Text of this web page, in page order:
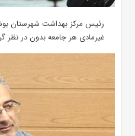
رئیس مرکز بهداشت شهرستان
غیرمادی هر جامعه بدون در نظر